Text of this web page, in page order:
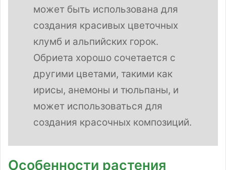
может быть использована для
создания красивых цветочных
клумб и альпийских горок.
Обриета хорошо сочетается с
другими цветами, такими как
ирисы, анемоны и тюльпаны, и
может использоваться для
создания красочных композиций.
Особенности растения